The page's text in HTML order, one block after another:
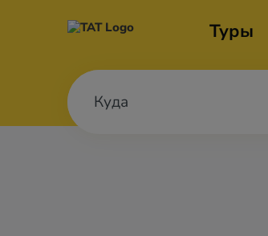
Туры